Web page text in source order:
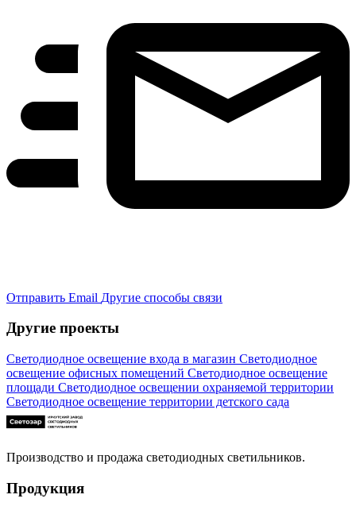
Отправить Email Другие способы связи
Другие проекты
Светодиодное освещение входа в магазин Светодиодное
освещение офисных помещений Светодиодное освещение
площади Светодиодное освещении охраняемой территории
Светодиодное освещение территории детского сада
Производство и продажа светодиодных светильников.
Продукция